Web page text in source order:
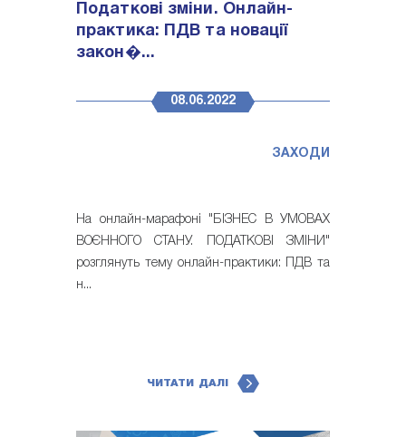
Податкові зміни. Онлайн-
практика: ПДВ та новації
закон�...
08.06.2022
ЗАХОДИ
На онлайн-марафоні "БІЗНЕС В УМОВАХ
ВОЄННОГО СТАНУ. ПОДАТКОВІ ЗМІНИ"
розглянуть тему онлайн-практики: ПДВ та
н...
ЧИТАТИ ДАЛІ